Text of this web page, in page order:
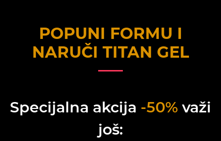
POPUNI FORMU I
NARUČI TITAN GEL
Specijalna akcija -50% važi
još: